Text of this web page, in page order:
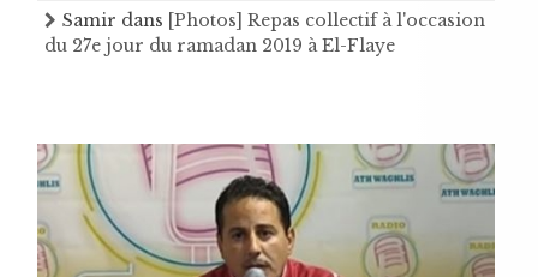
Samir dans [Photos] Repas collectif à l'occasion
du 27e jour du ramadan 2019 à El-Flaye